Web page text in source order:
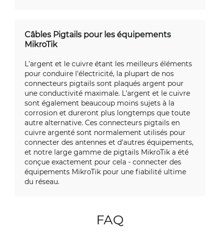
Câbles Pigtails pour les équipements
MikroTik
L'argent et le cuivre étant les meilleurs éléments
pour conduire l'électricité, la plupart de nos
connecteurs pigtails sont plaqués argent pour
une conductivité maximale. L'argent et le cuivre
sont également beaucoup moins sujets à la
corrosion et dureront plus longtemps que toute
autre alternative. Ces connecteurs pigtails en
cuivre argenté sont normalement utilisés pour
connecter des antennes et d'autres équipements,
et notre large gamme de pigtails MikroTik a été
conçue exactement pour cela - connecter des
équipements MikroTik pour une fiabilité ultime
du réseau.
FAQ